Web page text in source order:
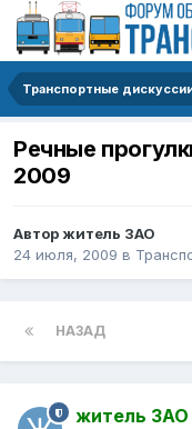
Транспортные
Речные
2009
Автор житель ЗАО
24 июля, 2009 в
НАЗАД
житель ЗАО